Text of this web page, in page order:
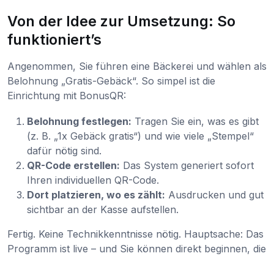
Von der Idee zur Umsetzung: So
funktioniert’s
Angenommen, Sie führen eine Bäckerei und wählen als
Belohnung „Gratis-Gebäck“. So simpel ist die
Einrichtung mit BonusQR:
Belohnung festlegen: Tragen Sie ein, was es gibt
(z. B. „1x Gebäck gratis“) und wie viele „Stempel“
dafür nötig sind.
QR-Code erstellen: Das System generiert sofort
Ihren individuellen QR-Code.
Dort platzieren, wo es zählt: Ausdrucken und gut
sichtbar an der Kasse aufstellen.
Fertig. Keine Technikkenntnisse nötig. Hauptsache: Das
Programm ist live – und Sie können direkt beginnen, die